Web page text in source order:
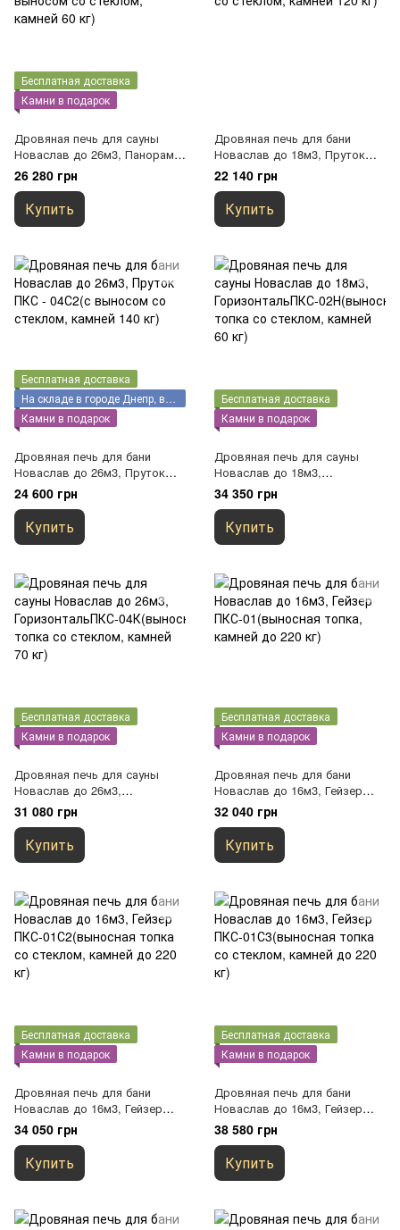
Бесплатная доставка
Камни в подарок
Дровяная печь для сауны
Новаслав до 26м3, Панорама
ПКС-04К С3(с выносом со
стеклом, камней 60 кг)
26 280 грн
Купить
Дровяная печь для бани
Новаслав до 18м3, Пруток
ПКС - 02С2(выносная топка со
стеклом, камней 120 кг)
22 140 грн
Купить
Бесплатная доставка
Камни в подарок
Дровяная печь для бани
Новаслав до 26м3, Пруток
ПКС - 04С2(с выносом со
стеклом, камней 140 кг)
24 600 грн
Купить
Бесплатная доставка
Камни в подарок
Дровяная печь для сауны
Новаслав до 18м3,
ГоризонтальПКС-02Н(выносна
я топка со стеклом, камней 60
кг)
34 350 грн
Купить
Бесплатная доставка
Камни в подарок
Дровяная печь для сауны
Новаслав до 26м3,
ГоризонтальПКС-04К(выносна
я топка со стеклом, камней 70
кг)
31 080 грн
Купить
Бесплатная доставка
Камни в подарок
Дровяная печь для бани
Новаслав до 16м3, Гейзер
ПКС-01(выносная топка,
камней до 220 кг)
32 040 грн
Купить
Бесплатная доставка
Камни в подарок
Дровяная печь для бани
Новаслав до 16м3, Гейзер
ПКС-01С2(выносная топка со
стеклом, камней до 220 кг)
34 050 грн
Купить
Бесплатная доставка
Камни в подарок
Дровяная печь для бани
Новаслав до 16м3, Гейзер
ПКС-01С3(выносная топка со
стеклом, камней до 220 кг)
38 580 грн
Купить